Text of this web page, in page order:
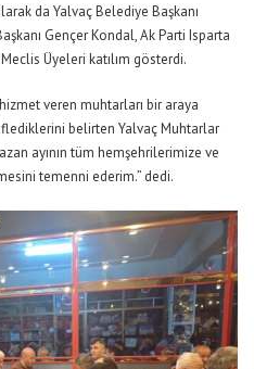
da Yalvaç Belediye Başkanı
Gençer Kondal, Ak Parti Isparta
Üyeleri katılım gösterdi.
veren muhtarları bir araya
belirten Yalvaç Muhtarlar
ayının tüm hemşehrilerimize ve
temenni ederim.” dedi.